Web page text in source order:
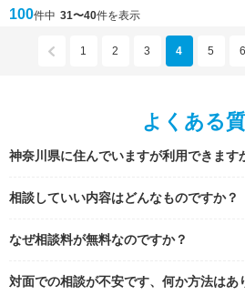
100件中 31〜40件を表示
1 2 3 4 5 6
よくある
神奈川県に住んでいますが利用できます
相談していい内容はどんなものですか？
なぜ相談料が無料なのですか？
対面での相談が不安です、何か方法はあ